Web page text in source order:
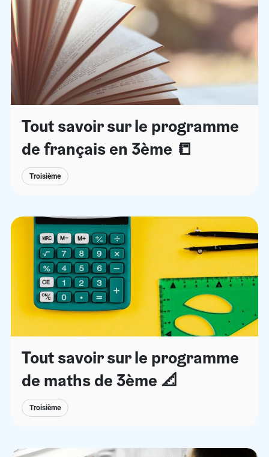
Tout savoir sur le programme
de français en 3ème 📒
Troisième
Tout savoir sur le programme
de maths de 3ème 📐
Troisième